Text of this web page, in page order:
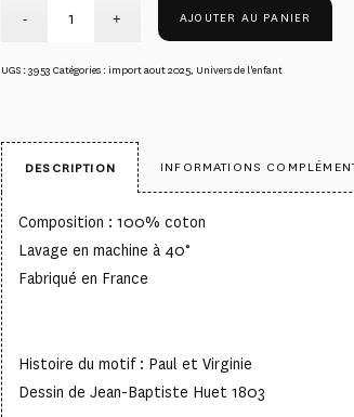
AJOUTER AU PANIER
UGS :3953 Catégories :import aout 2025 Univers de l'enfant
DESCRIPTION INFORMATIONS
Composition : 100% coton
Lavage en machine à 40°
Fabriqué en France
Histoire du motif : Paul et Virginie
Dessin de Jean-Baptiste Huet 1803